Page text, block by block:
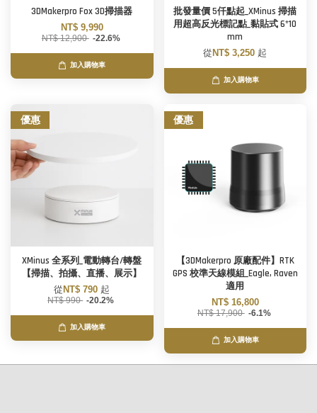
3DMakerpro Fox 3D掃描器
NT$ 9,990
NT$ 12,900 -22.6%
加入購物車
批發量價 5仟點起_XMinus 掃描
用超高反光標記點_黏貼式 6*10
mm
從 NT$ 3,250 起
加入購物車
優惠
XMinus 全系列_電動轉台/轉盤
【掃描、拍攝、直播、展示】
從 NT$ 790 起
NT$ 990 -20.2%
加入購物車
優惠
【3DMakerpro 原廠配件】RTK
GPS 校準天線模組_Eagle, Raven
適用
NT$ 16,800
NT$ 17,900 -6.1%
加入購物車